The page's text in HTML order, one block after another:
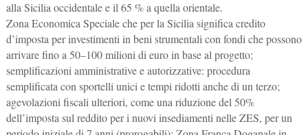
alla Sicilia occidentale e il 65 % a quella orientale.
Zona Economica Speciale che per la Sicilia significa credito
d’imposta per investimenti in beni strumentali con fondi che possono
arrivare fino a 50–100 milioni di euro in base al progetto;
semplificazioni amministrative e autorizzative: procedura
semplificata con sportelli unici e tempi ridotti anche di un terzo;
agevolazioni fiscali ulteriori, come una riduzione del 50%
dell’imposta sul reddito per i nuovi insediamenti nelle ZES, per un